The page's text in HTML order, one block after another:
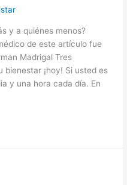
y a quiénes menos?
de este artículo fue
Madrigal Tres
bienestar ¡hoy! Si usted es
y una hora cada día. En